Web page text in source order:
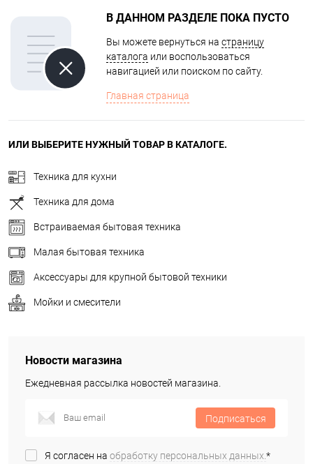
В ДАННОМ РАЗДЕЛЕ ПОКА ПУСТО
Вы можете вернуться на страницу
каталога или воспользоваться
навигацией или поиском по сайту.
Главная страница
ИЛИ ВЫБЕРИТЕ НУЖНЫЙ ТОВАР В КАТАЛОГЕ.
Техника для кухни
Техника для дома
Встраиваемая бытовая техника
Малая бытовая техника
Аксессуары для крупной бытовой техники
Мойки и смесители
Новости магазина
Ежедневная рассылка новостей магазина.
Подписаться
Я согласен на обработку персональных данных.*